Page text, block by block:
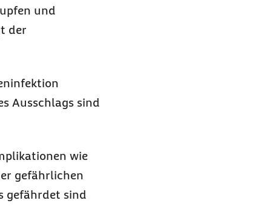
und
der
Ausschlags sind
wie
gefährlichen
gefährdet sind